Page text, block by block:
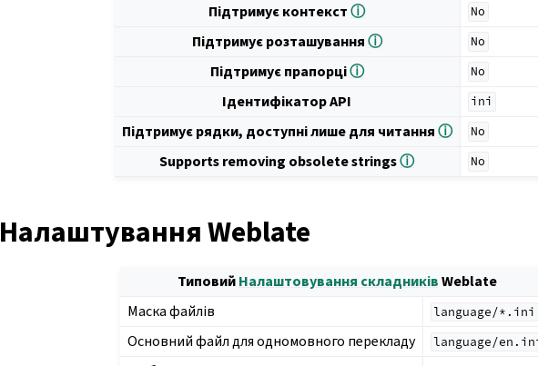
Підтримує контекстⓘ No
Підтримує розташуванняⓘ No
Підтримує прапорціⓘ No
Ідентифікатор API ini
Підтримує рядки, доступні лише для читанняⓘ No
Supports removing obsolete stringsⓘ No
Налаштування Weblate
ТиповийНалаштовування складниківWeblate
Маска файлів
language/*.ini
Основний файл для одномовного перекладу language/